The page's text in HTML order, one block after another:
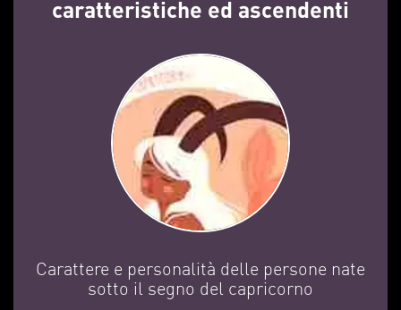
caratteristiche ed ascendenti
Carattere e personalità delle persone nate
sotto il segno del capricorno